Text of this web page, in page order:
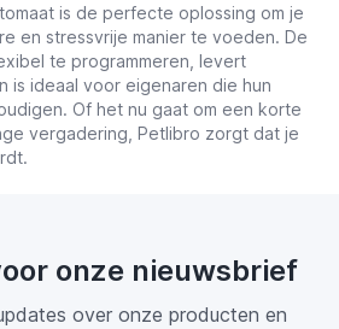
is de perfecte oplossing om je
en stressvrije manier te voeden. De
te programmeren, levert
is ideaal voor eigenaren die hun
Of het nu gaat om een korte
vergadering, Petlibro zorgt dat je
onze nieuwsbrief
over onze producten en